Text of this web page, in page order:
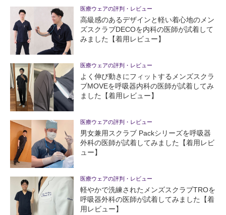
医療ウェアの評判・レビュー
高級感のあるデザインと軽い着心地のメン
ズスクラブDECOを内科の医師が試着して
みました【着用レビュー】
医療ウェアの評判・レビュー
よく伸び動きにフィットするメンズスクラ
ブMOVEを呼吸器内科の医師が試着してみ
ました【着用レビュー】
医療ウェアの評判・レビュー
男女兼用スクラブ Packシリーズを呼吸器
外科の医師が試着してみました【着用レビ
ュー】
医療ウェアの評判・レビュー
軽やかで洗練されたメンズスクラブTROを
呼吸器外科の医師が試着してみました【着
用レビュー】